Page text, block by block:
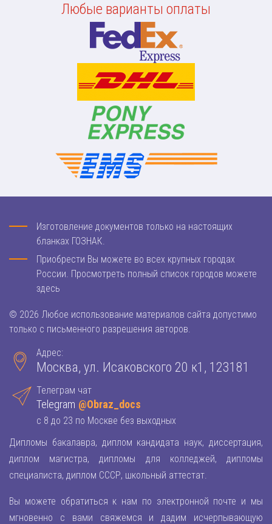
Любые варианты оплаты
Изготовление документов только на настоящих
бланках ГОЗНАК.
Приобрести Вы можете во всех крупных городах
России. Просмотреть полный список городов можете
здесь
© 2026 Любое использование материалов сайта допустимо
только с письменного разрешения авторов.
Адрес:
Москва, ул. Исаковского 20 к1, 123181
Телеграм чат
Telegram @Obraz_docs
с 8 до 23 по Москве без выходных
Дипломы бакалавра, диплом кандидата наук, диссертация,
диплом магистра, дипломы для колледжей, дипломы
специалиста, диплом СССР, школьный аттестат.
Вы можете обратиться к нам по электронной почте и мы
мгновенно с вами свяжемся и дадим исчерпывающую